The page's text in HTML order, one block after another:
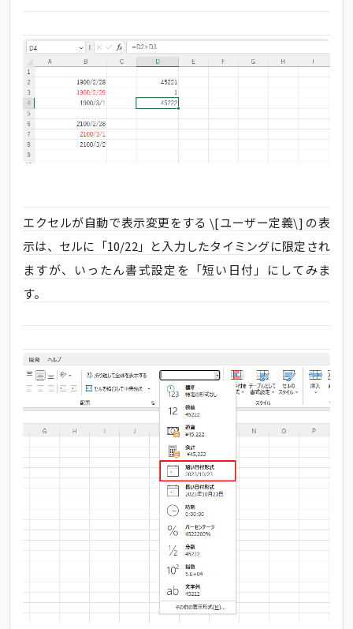
エクセルが自動で表示変更をする \[ユーザー定義\] の表
示は、セルに「10/22」と入力したタイミングに限定され
ますが、いったん書式設定を「短い日付」にしてみま
す。